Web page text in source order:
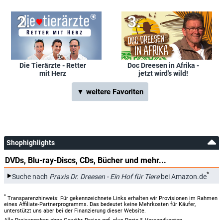
Die Tierärzte - Retter
mit Herz
Doc Dreesen in Afrika -
jetzt wird's wild!
▼ weitere Favoriten
Shophighlights
DVDs, Blu-ray-Discs, CDs, Bücher und mehr...
Suche nach Praxis Dr. Dreesen - Ein Hof für Tierebei Amazon.de*
* Transparenzhinweis: Für gekennzeichnete Links erhalten wir Provisionen im Rahmen
eines Affiliate-Partnerprogramms. Das bedeutet keine Mehrkosten für Käufer,
unterstützt uns aber bei der Finanzierung dieser Website.